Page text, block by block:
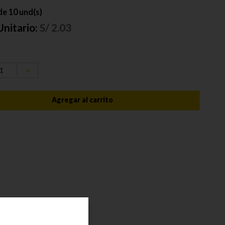
10 und(s)
S/ 2.03
＋
Agregar al carrito